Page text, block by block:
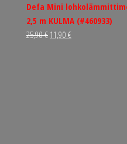
Defa Mini
2,5 m KULMA (#460933)
25,90€ Alkuperäinen
11,90 €Nykyinen